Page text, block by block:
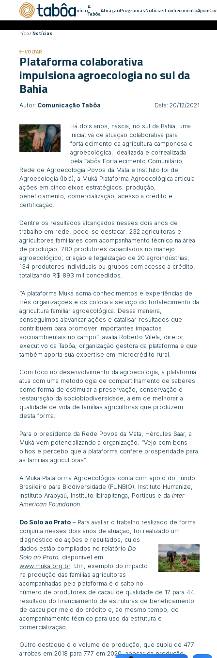
InícioA
TabôaAtuaçãoProgramasNotíciasConhecimentoApoie
Início/Notícias
Plataforma colaborativa
impulsiona agroecologia no sul da
Bahia
VOLTAR
Autor: Comunicação Tabôa Data: 20/12/2021
Há dois anos, nascia, no sul da Bahia, uma
iniciativa de atuação colaborativa para
fortalecimento da agricultura camponesa e
agroecológica. Idealizada e correalizada
pela Tabôa Fortalecimento Comunitário,
Rede de Agroecologia Povos da Mata e Instituto Ibi de
Agroecologia (Ibiá), a Muká Plataforma Agroecológica articula
ações em cinco eixos estratégicos: produção,
beneficiamento, comercialização, acesso a crédito e
certificação.
Dentre os resultados alcançados nesses dois anos de
trabalho em rede, pode-se destacar: 232 agricultoras e
agricultores familiares com acompanhamento técnico na área
de produção; 780 produtores capacitados no manejo
agroecológico; criação e legalização de 20 agroindústrias;
134 produtores individuais ou grupos com acesso a crédito,
totalizando R$ 893 mil concedidos.
“A plataforma Muká soma conhecimentos e experiências de
três organizações e os coloca a serviço do fortalecimento da
agricultura familiar agroecológica. Dessa maneira,
conseguimos alavancar ações e catalisar resultados que
contribuem para promover importantes impactos
socioambientais no campo”, avalia Roberto Vilela, diretor
executivo da Tabôa, organização gestora da plataforma e que
também aporta sua expertise em microcrédito rural.
Com foco no desenvolvimento da agroecologia, a plataforma
atua com uma metodologia de compartilhamento de saberes
como forma de estimular a preservação, conservação e
restauração da sociobiodiversidade, além de melhorar a
qualidade de vida de famílias agricultoras que produzem
desta forma.
Para o presidente da Rede Povos da Mata, Hércules Saar, a
Muká vem potencializando a organização: “Vejo com bons
olhos e percebo que a plataforma confere prosperidade para
as famílias agricultoras”.
A Muká Plataforma Agroecológica conta com apoio do Fundo
Brasileiro para Biodiversidade (FUNBIO), Instituto Humanize,
Instituto Arapyaú, Instituto Ibirapitanga, Porticus e daInter-
American Foundation
Do Solo ao Prato – Para avaliar o trabalho realizado de forma
conjunta nesses dois anos de atuação, foi realizado um
diagnóstico de ações e resultados, cujos
dados estão compilados no relatórioDo
Solo ao Prato , disponível em
www.muka.org.br. Um, exemplo do impacto
na produção das famílias agricultoras
acompanhadas pela plataforma é o salto no
número de produtores de cacau de qualidade de 17 para 44,
resultado do financiamento de estruturas de beneficiamento
de cacau por meio do crédito e, ao mesmo tempo, do
acompanhamento técnico para uso da estrutura e
comercialização.
Outro destaque é o volume de produção, que subiu de 477
arrobas em 2018 para 777 em 2020, apesar da produção